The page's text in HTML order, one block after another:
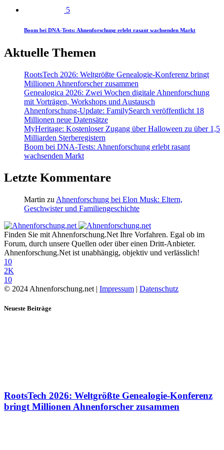
5
Boom bei DNA-Tests: Ahnenforschung erlebt rasant wachsenden Markt
Aktuelle Themen
RootsTech 2026: Weltgrößte Genealogie-Konferenz bringt
Millionen Ahnenforscher zusammen
Genealogica 2026: Zwei Wochen digitale Ahnenforschung
mit Vorträgen, Workshops und Austausch
Ahnenforschung-Update: FamilySearch veröffentlicht 18
Millionen neue Datensätze
MyHeritage: Kostenloser Zugang über Halloween zu über 1,5
Milliarden Sterberegistern
Boom bei DNA-Tests: Ahnenforschung erlebt rasant
wachsenden Markt
Letzte Kommentare
Martin zu Ahnenforschung bei Elon Musk: Eltern,
Geschwister und Familiengeschichte
Finden Sie mit Ahnenforschung.Net Ihre Vorfahren. Egal ob im
Forum, durch unsere Quellen oder über einen Dritt-Anbieter.
Ahnenforschung.Net ist unabhängig, objektiv und verlässlich!
10
2K
10
© 2024 Ahnenforschung.net | Impressum | Datenschutz
Neueste Beiträge
RootsTech 2026: Weltgrößte Genealogie-Konferenz
bringt Millionen Ahnenforscher zusammen